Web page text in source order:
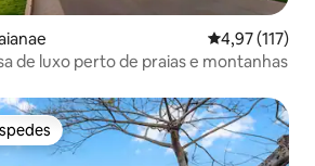
4,97 de uma
4,97 (117)
de luxo perto de praias e montanhas
dos hóspedes